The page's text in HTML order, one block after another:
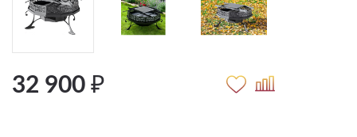
32 900 ₽